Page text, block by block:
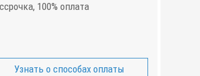
100% оплата
Узнать о способах оплаты